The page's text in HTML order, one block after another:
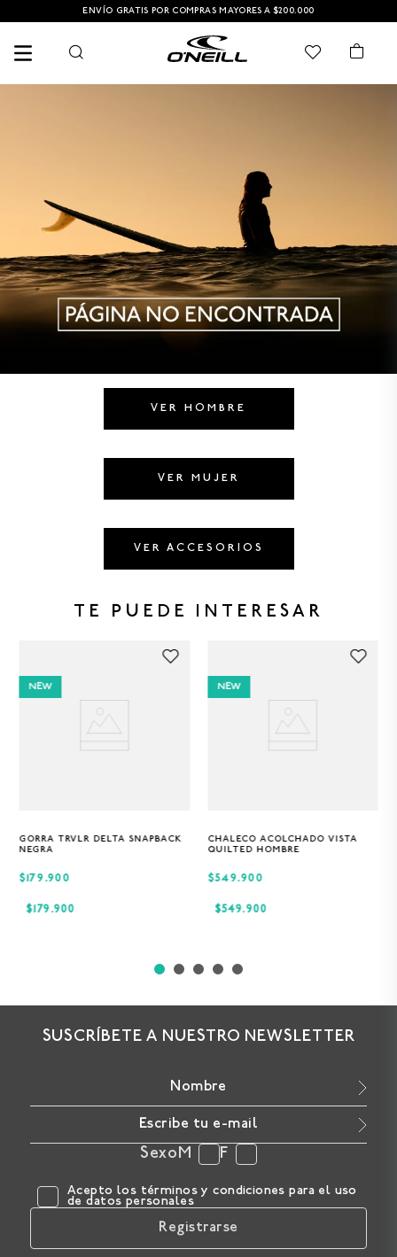
ENVÍO GRATIS POR COMPRAS MAYORES A $200.000
VER HOMBRE
VER MUJER
VER ACCESORIOS
TE PUEDE INTERESAR
NEW
GORRA TRVLR DELTA SNAPBACK
NEGRA
Única
$179.900
$ 179.900
NEW
CHALECO ACOLCHADO VISTA
QUILTED HOMBRE
S M XL
$549.900
$549.900
SUSCRÍBETE A NUESTRO NEWSLETTER
SexoM F
Acepto los términos y condiciones para el uso
de datos personales
Registrarse
PANTALONETAS HOMBRE
4. CAMISETA
GORRA
7. HOMBRE